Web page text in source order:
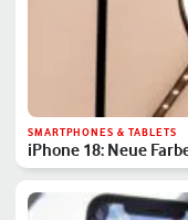
SMARTPHONES & TABLETS
iPhone 18: Neue